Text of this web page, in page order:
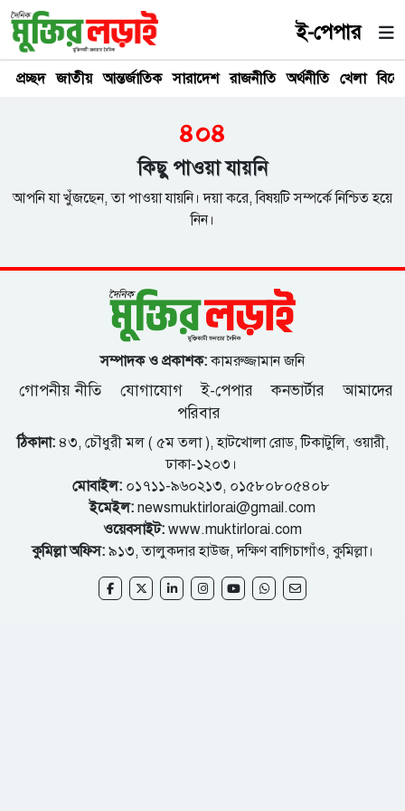
ই-পেপার
প্রচ্ছদ জাতীয় আন্তর্জাতিক সারাদেশ রাজনীতি অর্থনীতি খেলা
৪০৪
কিছু পাওয়া যায়নি
আপনি যা খুঁজছেন, তা পাওয়া যায়নি। দয়া করে, বিষয়টি সম্পর্কে নিশ্চিত হয়ে
নিন।
সম্পাদক ও প্রকাশক:কামরুজ্জামান জনি
গোপনীয় নীতি যোগাযোগ ই-পেপার কনভার্টার
আমাদের
পরিবার
ঠিকানা:৪৩, চৌধুরী মল ( ৫ম তলা ), হাটখোলা রোড, টিকাটুলি, ওয়ারী,
ঢাকা-১২০৩।
মোবাইল:০১৭১১-৯৬০২১৩, ০১৫৮০৮০৫৪০৮
ইমেইল: newsmuktirlorai@gmail.com
ওয়েবসাইট: www.muktirlorai.com
কুমিল্লা অফিস: ৯১৩, তালুকদার হাউজ, দক্ষিণ বাগিচাগাঁও, কুমিল্লা।